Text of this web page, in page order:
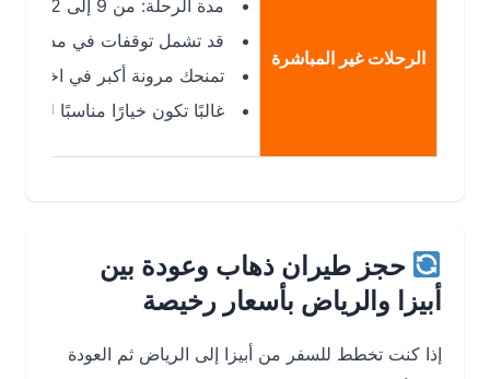
الرحلات غير المباشرة
مدة الرحلة: من 9 إلى 22 ساعة تقريبًا حسب الترانزيت.
قد تشمل توقفات في مدريد،
تمنحك مرونة أكبر في اختيار موعد
غالبًا تكون خيارًا مناسبًا لمن
حجز طيران ذهاب وعودة بين
أبيزا والرياض بأسعار رخيصة
إذا كنت تخطط للسفر من أبيزا إلى الرياض ثم العودة